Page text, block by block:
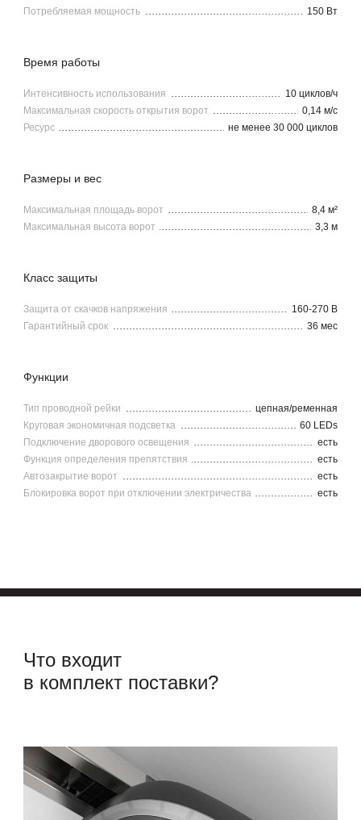
150 Вт
Потребляемая мощность
Время работы
10 циклов/ч
Интенсивность использования
0,14 м/с
Максимальная скорость открытия ворот
не менее 30 000 циклов
Ресурс
Размеры и вес
8,4 м²
Максимальная площадь ворот
3,3 м
Максимальная высота ворот
Класс защиты
160-270 В
Защита от скачков напряжения
36 мес
Гарантийный срок
Функции
цепная/ременная
Тип проводной рейки
60 LEDs
Круговая экономичная подсветка
есть
Подключение дворового освещения
есть
Функция определения препятствия
есть
Автозакрытие ворот
есть
Блокировка ворот при отключении электричества
Что входит
в комплект поставки?